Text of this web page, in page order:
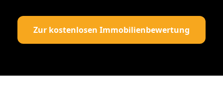
Zur kostenlosen Immobilienbewertung